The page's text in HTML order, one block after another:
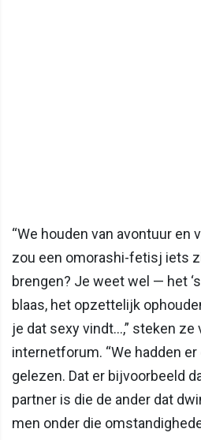
“We houden van avontuur en
zou een omorashi-fetisj iets
brengen? Je weet wel — het
blaas, het opzettelijk
je dat sexy vindt…,” steken ze
internetforum. “We hadden
gelezen. Dat er bijvoorbeeld
partner is die de ander dat
men onder die